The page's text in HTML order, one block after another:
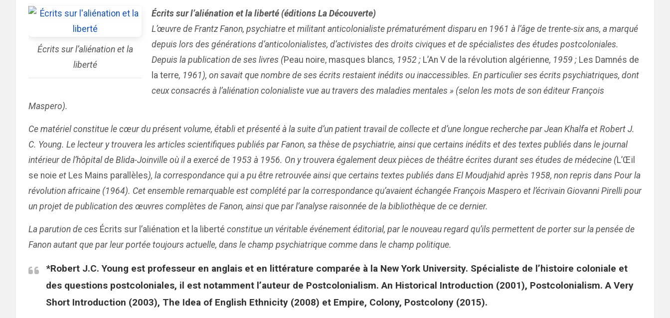
Écrits sur l’aliénation et la
liberté
Écrits sur l’aliénation et la liberté (éditions La Découverte)
L’œuvre de Frantz Fanon, psychiatre et militant anticolonialiste prématurément disparu en 1961 à l’âge de trente-six ans, a marqué
depuis lors des générations d’anticolonialistes, d’activistes des droits civiques et de spécialistes des études postcoloniales.
Depuis la publication de ses livres (Peau noire, masques blancs, 1952 ; L’An V de la révolution algérienne, 1959 ; Les Damnés de
la terre, 1961), on savait que nombre de ses écrits restaient inédits ou inaccessibles. En particulier ses écrits psychiatriques, dont
ceux consacrés à l’aliénation colonialiste vue au travers des maladies mentales » (selon les mots de son éditeur François
Maspero).
Ce matériel constitue le cœur du présent volume, établi et présenté à la suite d’un patient travail de collecte et d’une longue recherche par Jean Khalfa et Robert J.
C. Young. Le lecteur y trouvera les articles scientifiques publiés par Fanon, sa thèse de psychiatrie, ainsi que certains inédits et des textes publiés dans le journal
intérieur de l’hôpital de Blida-Joinville où il a exercé de 1953 à 1956. On y trouvera également deux pièces de théâtre écrites durant ses études de médecine (L’Œil
se noie et Les Mains parallèles), la correspondance qui a pu être retrouvée ainsi que certains textes publiés dans El Moudjahid après 1958, non repris dans Pour la
révolution africaine (1964). Cet ensemble remarquable est complété par la correspondance qu’avaient échangée François Maspero et l’écrivain Giovanni Pirelli pour
un projet de publication des œuvres complètes de Fanon, ainsi que par l’analyse raisonnée de la bibliothèque de ce dernier.
La parution de ces Écrits sur l’aliénation et la liberté constitue un véritable événement éditorial, par le nouveau regard qu’ils permettent de porter sur la pensée de
Fanon autant que par leur portée toujours actuelle, dans le champ psychiatrique comme dans le champ politique.
*Robert J.C. Young est professeur en anglais et en littérature comparée à la New York University. Spécialiste de l’histoire coloniale et
des questions postcoloniales, il est notamment l’auteur de Postcolonialism. An Historical Introduction (2001), Postcolonialism. A Very
Short Introduction (2003), The Idea of English Ethnicity (2008) et Empire, Colony, Postcolony (2015).